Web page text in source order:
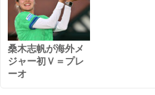
桑木志帆が海外メ
ジャー初Ｖ＝プレ
ーオ